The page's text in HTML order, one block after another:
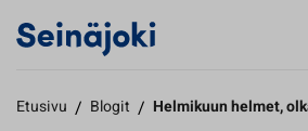
Etusivu / Blogit / Helmikuun helmet,